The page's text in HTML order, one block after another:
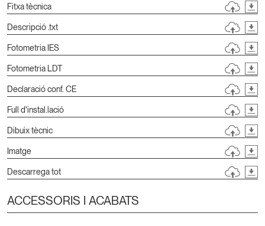
Fitxa tècnica
Descripció .txt
Fotometria IES
Fotometria LDT
Declaració conf. CE
Full d'instal.lació
Dibuix tècnic
Imatge
Descarrega tot
ACCESSORIS I ACABATS